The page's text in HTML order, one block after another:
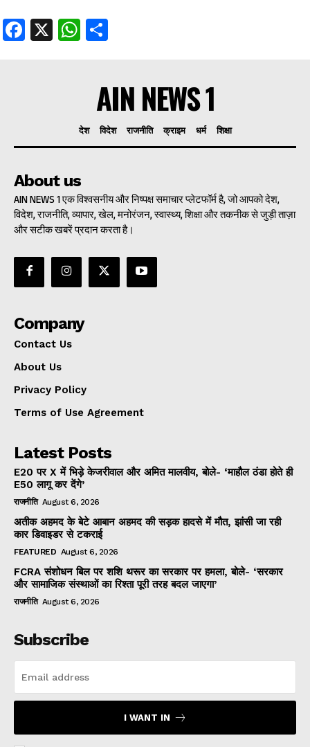
Facebook
X WhatsApp
AIN NEWS 1
देश विदेश राजनीति क्राइम धर्म शिक्षा
About us
AIN NEWS 1 एक विश्वसनीय और निष्पक्ष समाचार प्लेटफॉर्म है, जो आपको देश,
विदेश, राजनीति, व्यापार, खेल, मनोरंजन, स्वास्थ्य, शिक्षा और तकनीक से जुड़ी ताज़ा
और सटीक खबरें प्रदान करता है।
Company
Contact Us
About Us
Privacy Policy
Terms of Use Agreement
Latest Posts
E20 पर X में भिड़े केजरीवाल और अमित मालवीय, बोले- ‘माहौल ठंडा होते ही
E50 लागू कर देंगे’
राजनीति August 6, 2026
अतीक अहमद के बेटे आबान अहमद की सड़क हादसे में मौत, झांसी जा रही
कार डिवाइडर से टकराई
FEATURED August 6, 2026
FCRA संशोधन बिल पर शशि थरूर का सरकार पर हमला, बोले- ‘सरकार
और सामाजिक संस्थाओं का रिश्ता पूरी तरह बदल जाएगा’
राजनीति August 6, 2026
Subscribe
I WANT IN